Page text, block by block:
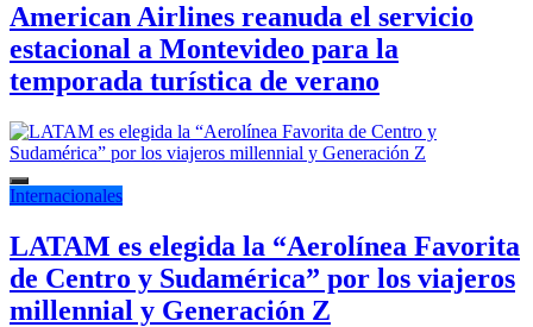
American Airlines reanuda el servicio
estacional a Montevideo para la
temporada turística de verano
Internacionales
LATAM es elegida la “Aerolínea Favorita
de Centro y Sudamérica” por los viajeros
millennial y Generación Z